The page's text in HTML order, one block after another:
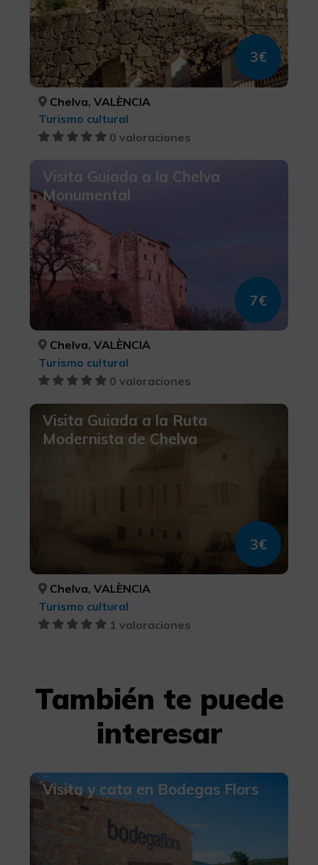
3€
Chelva, VALÈNCIA
Turismo cultural
0 valoraciones
Visita Guiada a la Chelva
Monumental
7€
Chelva, VALÈNCIA
Turismo cultural
0 valoraciones
Visita Guiada a la Ruta
Modernista de Chelva
3€
Chelva, VALÈNCIA
Turismo cultural
1 valoraciones
También te puede
interesar
Visita y cata en Bodegas Flors